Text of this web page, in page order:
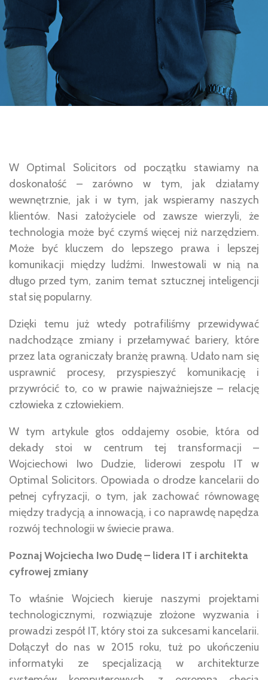
W Optimal Solicitors od początku stawiamy na
doskonałość – zarówno w tym, jak działamy
wewnętrznie, jak i w tym, jak wspieramy naszych
klientów. Nasi założyciele od zawsze wierzyli, że
technologia może być czymś więcej niż narzędziem.
Może być kluczem do lepszego prawa i lepszej
komunikacji między ludźmi. Inwestowali w nią na
długo przed tym, zanim temat sztucznej inteligencji
stał się popularny.
Dzięki temu już wtedy potrafiliśmy przewidywać
nadchodzące zmiany i przełamywać bariery, które
przez lata ograniczały branżę prawną. Udało nam się
usprawnić procesy, przyspieszyć komunikację i
przywrócić to, co w prawie najważniejsze – relację
człowieka z człowiekiem.
W tym artykule głos oddajemy osobie, która od
dekady stoi w centrum tej transformacji –
Wojciechowi Iwo Dudzie, liderowi zespołu IT w
Optimal Solicitors. Opowiada o drodze kancelarii do
pełnej cyfryzacji, o tym, jak zachować równowagę
między tradycją a innowacją, i co naprawdę napędza
rozwój technologii w świecie prawa.
Poznaj Wojciecha Iwo Dudę – lidera IT i architekta
cyfrowej zmiany
To właśnie Wojciech kieruje naszymi projektami
technologicznymi, rozwiązuje złożone wyzwania i
prowadzi zespół IT, który stoi za sukcesami kancelarii.
Dołączył do nas w 2015 roku, tuż po ukończeniu
informatyki ze specjalizacją w architekturze